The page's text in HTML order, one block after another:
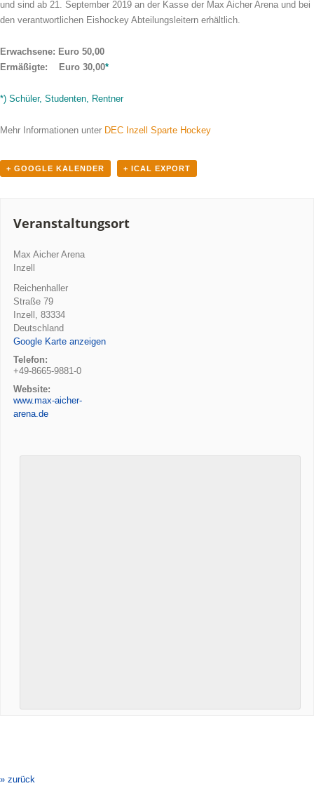
und sind ab 21. September 2019 an der Kasse der Max Aicher Arena und bei
den verantwortlichen Eishockey Abteilungsleitern erhältlich.
Erwachsene: Euro 50,00
Ermäßigte: Euro 30,00*
*) Schüler, Studenten, Rentner
Mehr Informationen unter DEC Inzell Sparte Hockey
+ GOOGLE KALENDER + ICAL EXPORT
Veranstaltungsort
Max Aicher Arena
Inzell
Reichenhaller
Straße 79
Inzell 83334
Deutschland
Google Karte anzeigen
Telefon:
+49-8665-9881-0
Website:
www.max-aicher-
arena.de
» zurück